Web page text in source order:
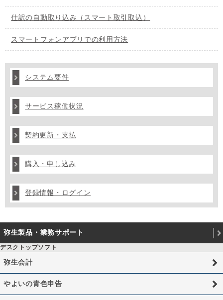
仕訳の自動取り込み（スマート取引取込）
スマートフォンアプリでの利用方法
システム要件
サービス稼働状況
契約更新・支払
購入・申し込み
登録情報・ログイン
弥生製品・業務サポート
デスクトップソフト
弥生会計
やよいの青色申告